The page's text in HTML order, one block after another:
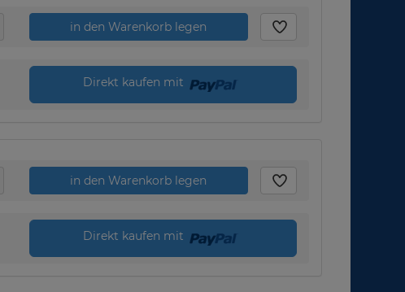
in den Warenkorb legen
Direkt kaufen mit
in den Warenkorb legen
Direkt kaufen mit